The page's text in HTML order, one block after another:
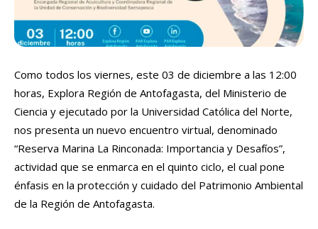
Como todos los viernes, este 03 de diciembre a las 12:00
horas, Explora Región de Antofagasta, del Ministerio de
Ciencia y ejecutado por la Universidad Católica del Norte,
nos presenta un nuevo encuentro virtual, denominado
“Reserva Marina La Rinconada: Importancia y Desafíos”,
actividad que se enmarca en el quinto ciclo, el cual pone
énfasis en la protección y cuidado del Patrimonio Ambiental
de la Región de Antofagasta.